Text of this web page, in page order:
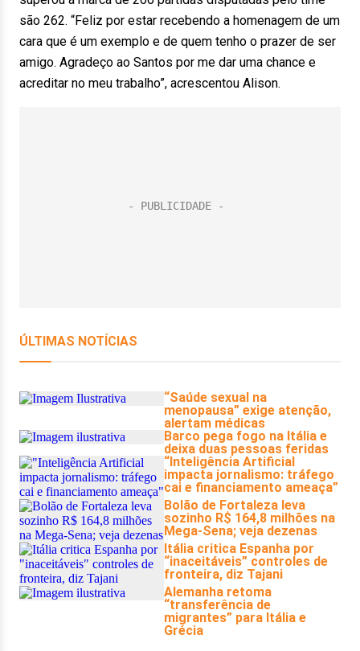
são 262. “Feliz por estar recebendo a homenagem de um
cara que é um exemplo e de quem tenho o prazer de ser
amigo. Agradeço ao Santos por me dar uma chance e
acreditar no meu trabalho”, acrescentou Alison.